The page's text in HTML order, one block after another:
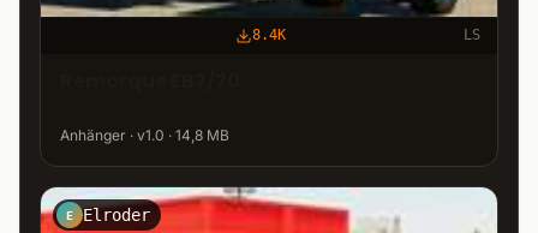
8.4K LS
Anhänger · v1.0 · 14,8 MB
E Elroder